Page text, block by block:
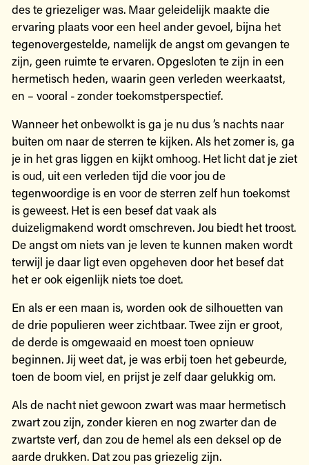
des te griezeliger was. Maar geleidelijk maakte die
ervaring plaats voor een heel ander gevoel, bijna het
tegenovergestelde, namelijk de angst om gevangen te
zijn, geen ruimte te ervaren. Opgesloten te zijn in een
hermetisch heden, waarin geen verleden weerkaatst,
en – vooral - zonder toekomstperspectief.
Wanneer het onbewolkt is ga je nu dus ’s nachts naar
buiten om naar de sterren te kijken. Als het zomer is, ga
je in het gras liggen en kijkt omhoog. Het licht dat je ziet
is oud, uit een verleden tijd die voor jou de
tegenwoordige is en voor de sterren zelf hun toekomst
is geweest. Het is een besef dat vaak als
duizeligmakend wordt omschreven. Jou biedt het troost.
De angst om niets van je leven te kunnen maken wordt
terwijl je daar ligt even opgeheven door het besef dat
het er ook eigenlijk niets toe doet.
En als er een maan is, worden ook de silhouetten van
de drie populieren weer zichtbaar. Twee zijn er groot,
de derde is omgewaaid en moest toen opnieuw
beginnen. Jij weet dat, je was erbij toen het gebeurde,
toen de boom viel, en prijst je zelf daar gelukkig om.
Als de nacht niet gewoon zwart was maar hermetisch
zwart zou zijn, zonder kieren en nog zwarter dan de
zwartste verf, dan zou de hemel als een deksel op de
aarde drukken. Dat zou pas griezelig zijn.